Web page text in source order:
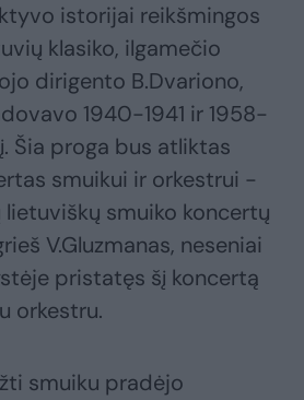
istorijai reikšmingos
klasiko, ilgamečio
dirigento B.Dvariono,
1940-1941 ir 1958-
Šia proga bus atliktas
smuikui ir orkestrui -
smuiko koncertų
V.Gluzmanas, neseniai
pristatęs šį koncertą
orkestru.
smuiku pradėjo